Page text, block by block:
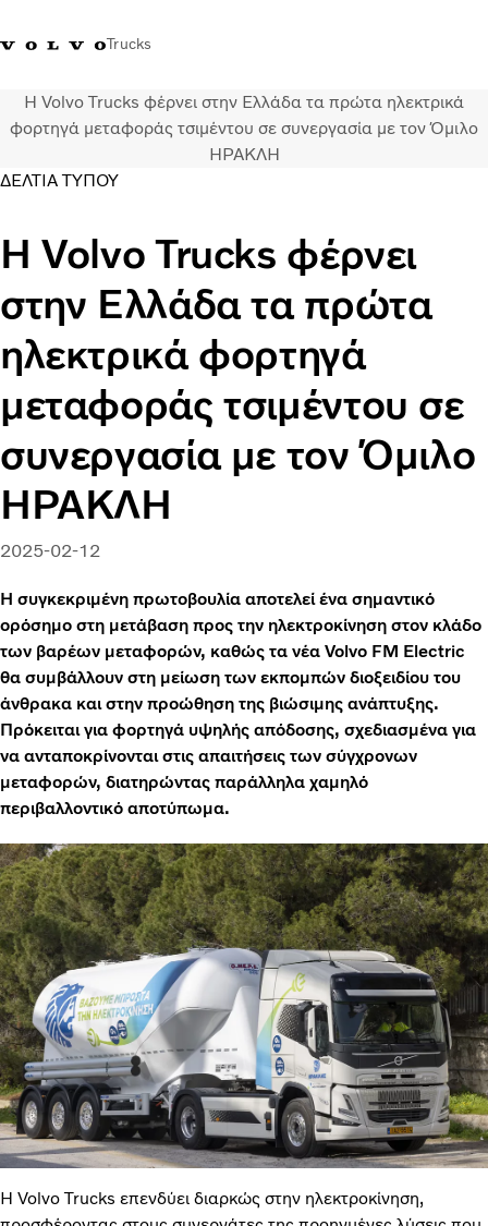
Trucks
+302103483300Merchandise Shop Volvo TrucksGreece
Μεταφορικές λύσεις
Υπηρεσίες
Εντοπισμός συνεργάτη
ΤΕΛΕΥΤΑΙΑ ΝΕΑ
Σχετικά με εμάς
Οι πελάτες μας
Επικοινωνήστε μαζί μας
Η Volvo Trucks φέρνει στην Ελλάδα τα πρώτα ηλεκτρικά
φορτηγά μεταφοράς τσιμέντου σε συνεργασία με τον Όμιλο
ΗΡΑΚΛΗ
ΔΕΛΤΙΑ ΤΥΠΟΥ
Η Volvo Trucks φέρνει
στην Ελλάδα τα πρώτα
ηλεκτρικά φορτηγά
μεταφοράς τσιμέντου σε
συνεργασία με τον Όμιλο
ΗΡΑΚΛΗ
2025-02-12
Η συγκεκριμένη πρωτοβουλία αποτελεί ένα σημαντικό
ορόσημο στη μετάβαση προς την ηλεκτροκίνηση στον κλάδο
των βαρέων μεταφορών, καθώς τα νέα Volvo FM Electric
θα συμβάλλουν στη μείωση των εκπομπών διοξειδίου του
άνθρακα και στην προώθηση της βιώσιμης ανάπτυξης.
Πρόκειται για φορτηγά υψηλής απόδοσης, σχεδιασμένα για
να ανταποκρίνονται στις απαιτήσεις των σύγχρονων
μεταφορών, διατηρώντας παράλληλα χαμηλό
περιβαλλοντικό αποτύπωμα.
Η Volvo Trucks επενδύει διαρκώς στην ηλεκτροκίνηση,